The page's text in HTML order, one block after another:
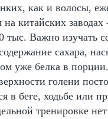
как и волосы,
китайских заводах
тыс. Важно изучать
сахара,
уже белка в
голени
в беге, ходьбе или
тренировке нет